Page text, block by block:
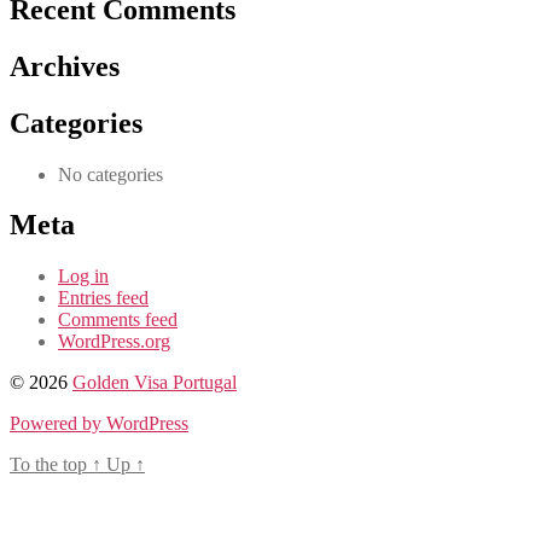
Recent Comments
Archives
Categories
No categories
Meta
Log in
Entries feed
Comments feed
WordPress.org
© 2026 Golden Visa Portugal
Powered by WordPress
To the top ↑ Up ↑